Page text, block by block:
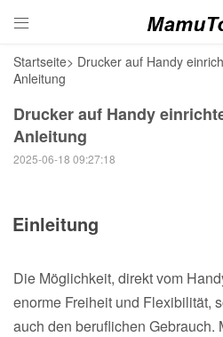

Startseite> Drucker auf Handy
Anleitung
Drucker auf Handy
Anleitung
2025-06-18 09:27:18
Einleitung
Die Möglichkeit, direkt vom
enorme Freiheit und Flexibilität,
auch den beruflichen Gebrauch.